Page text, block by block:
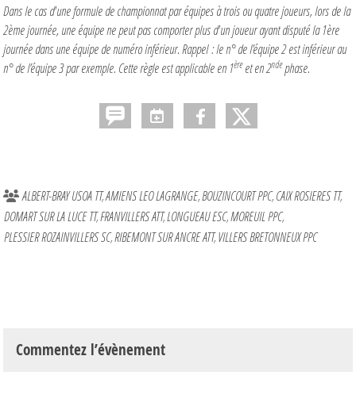
Dans le cas d'une formule de championnat par équipes à trois ou quatre joueurs, lors de la
2ème journée, une équipe ne peut pas comporter plus d'un joueur ayant disputé la 1ère
journée dans une équipe de numéro inférieur. Rappel : le n° de l’équipe 2 est inférieur au
n° de l’équipe 3 par exemple. Cette règle est applicable en 1èreet en 2ndephase.
ALBERT-BRAY USOA TT AMIENS LEO LAGRANGE BOUZINCOURT PPC CAIX ROSIERES TT
DOMART SUR LA LUCE TT FRANVILLERS ATT LONGUEAU ESC MOREUIL PPC
PLESSIER ROZAINVILLERS SC RIBEMONT SUR ANCRE ATT VILLERS BRETONNEUX PPC
Commentez l’évènement